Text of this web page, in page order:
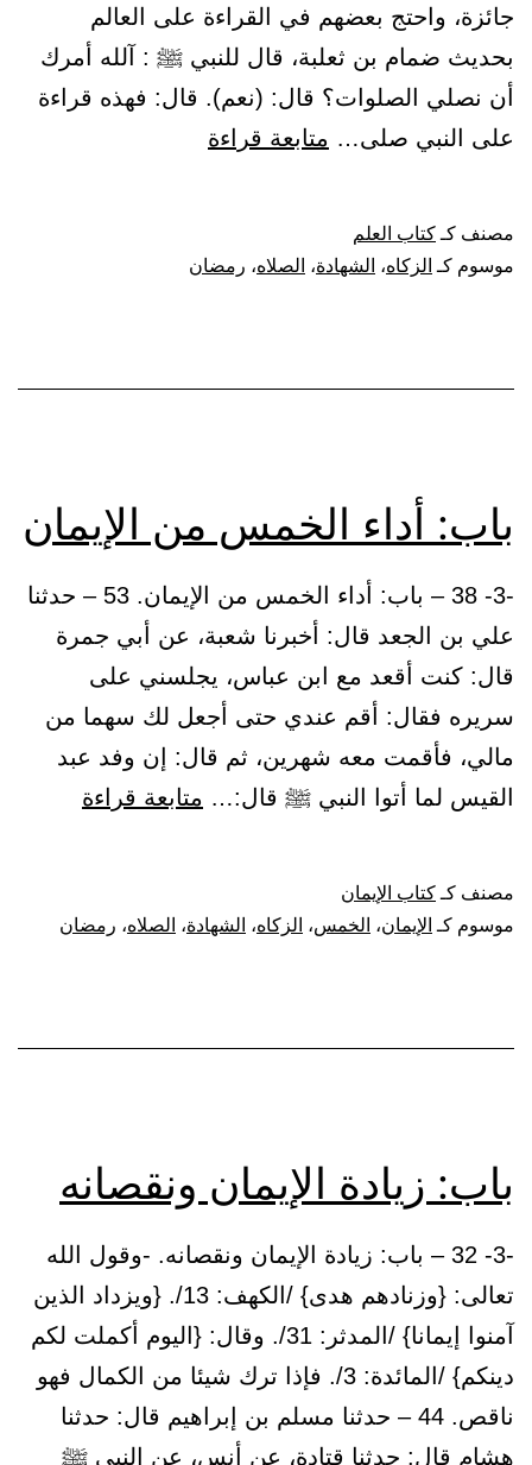
جائزة، واحتج بعضهم في القراءة على العالم
بحديث ضمام بن ثعلبة، قال للنبي ﷺ : آلله أمرك
أن نصلي الصلوات؟ قال: (نعم). قال: فهذه قراءة
على النبي صلى… متابعة قراءة
في
علما}
مصنف كـ كتاب العلم
موسوم كـ الزكاه، الشهادة، الصلاه، رمضان
باب: أداء الخمس من الإيمان
-3- 38 – باب: أداء الخمس من الإيمان. 53 – حدثنا
علي بن الجعد قال: أخبرنا شعبة، عن أبي جمرة
قال: كنت أقعد مع ابن عباس، يجلسني على
سريره فقال: أقم عندي حتى أجعل لك سهما من
مالي، فأقمت معه شهرين، ثم قال: إن وفد عبد
القيس لما أتوا النبي ﷺ قال:… متابعة قراءة
من
مصنف كـ كتاب الإيمان
موسوم كـ الإيمان، الخمس، الزكاه، الشهادة، الصلاه، رمضان
باب: زيادة الإيمان ونقصانه
-3- 32 – باب: زيادة الإيمان ونقصانه. -وقول الله
تعالى: {وزنادهم هدى} /الكهف: 13/. {ويزداد الذين
آمنوا إيمانا} /المدثر: 31/. وقال: {اليوم أكملت لكم
دينكم} /المائدة: 3/. فإذا ترك شيئا من الكمال فهو
ناقص. 44 – حدثنا مسلم بن إبراهيم قال: حدثنا
هشام قال: حدثنا قتادة، عن أنس، عن النبي ﷺ